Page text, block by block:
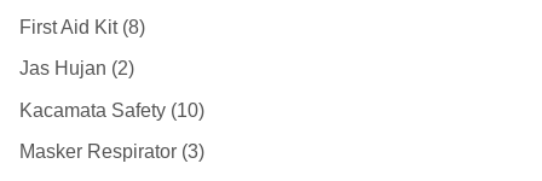
First Aid Kit 8
Jas Hujan 2
Kacamata Safety 10
Masker Respirator 3